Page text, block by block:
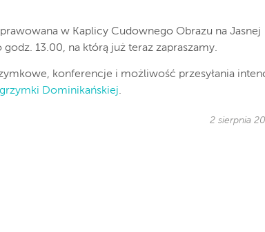
w Kaplicy Cudownego Obrazu na Jasnej
13.00, na którą już teraz zapraszamy.
konferencje i możliwość przesyłania
Dominikańskiej.
2 sierpnia